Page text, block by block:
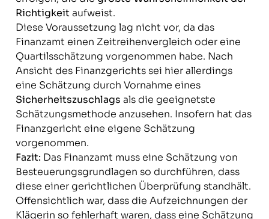
Richtigkeitaufweist.
Diese Voraussetzung lag nicht vor, da das
Finanzamt einen Zeitreihenvergleich oder eine
Quartilsschätzung vorgenommen habe. Nach
Ansicht des Finanzgerichts sei hier allerdings
eine Schätzung durch Vornahme eines
Sicherheitszuschlags als die geeignetste
Schätzungsmethode anzusehen. Insofern hat das
Finanzgericht eine eigene Schätzung
vorgenommen.
Fazit: Das Finanzamt muss eine Schätzung von
Besteuerungsgrundlagen so durchführen, dass
diese einer gerichtlichen Überprüfung standhält.
Offensichtlich war, dass die Aufzeichnungen der
Klägerin so fehlerhaft waren, dass eine Schätzung